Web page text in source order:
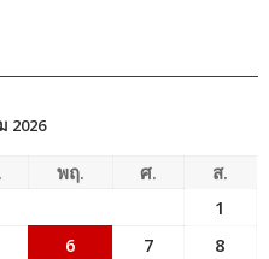
2026
พฤ. ศ.
ส.
1
6 7
8